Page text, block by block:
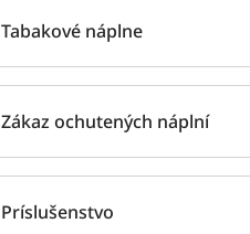
Tabakové náplne
Zákaz ochutených náplní
Príslušenstvo